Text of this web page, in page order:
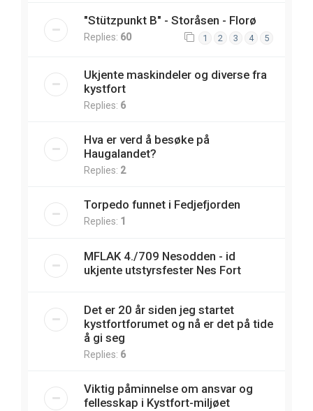
"Stützpunkt B" - Storåsen - Florø
Replies: 60 1 2 3 4 5
Ukjente maskindeler og diverse fra
kystfort
Replies: 6
Hva er verd å besøke på
Haugalandet?
Replies: 2
Torpedo funnet i Fedjefjorden
Replies: 1
MFLAK 4./709 Nesodden - id
ukjente utstyrsfester Nes Fort
Det er 20 år siden jeg startet
kystfortforumet og nå er det på tide
å gi seg
Replies: 6
Viktig påminnelse om ansvar og
fellesskap i Kystfort-miljøet